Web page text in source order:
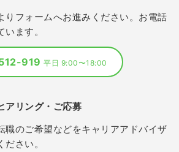
りフォームへお進みください。お電話
ます。
919平日 9:00〜18:00
アリング・ご応募
職のご希望などをキャリアアドバイザ
さい。